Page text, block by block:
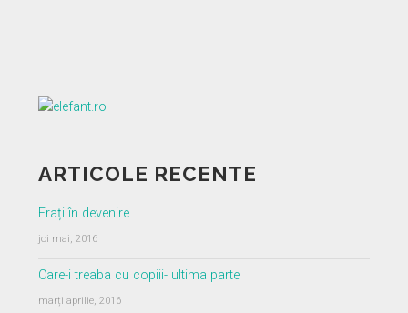
ARTICOLE RECENTE
Frați în devenire
joi mai, 2016
Care-i treaba cu copiii- ultima parte
marți aprilie, 2016